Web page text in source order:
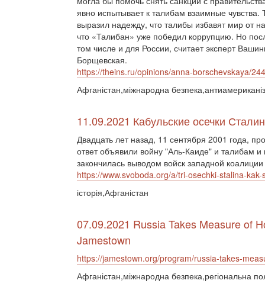
явно испытывает к талибам взаимные
выразил надежду, что талибы избавят мир от
что «Талибан» уже победил коррупцию. Но
том числе и для России, считает эксперт
Борщевская.
https://theins.ru/opinions/anna-borschevskaya/
Афганістан,міжнародна
11.09.2021 Кабульские осечки
Двадцать лет назад, 11 сентября 2001 года,
ответ объявили войну "Аль-Каиде" и талибам
закончилась выводом войск западной
https://www.svoboda.org/a/tri-osechki-stalina-
історія,Афганістан
07.09.2021 Russia Takes Measure of
Jamestown
https://jamestown.org/program/russia-takes-
Афганістан,міжнародна безпека,регіональна